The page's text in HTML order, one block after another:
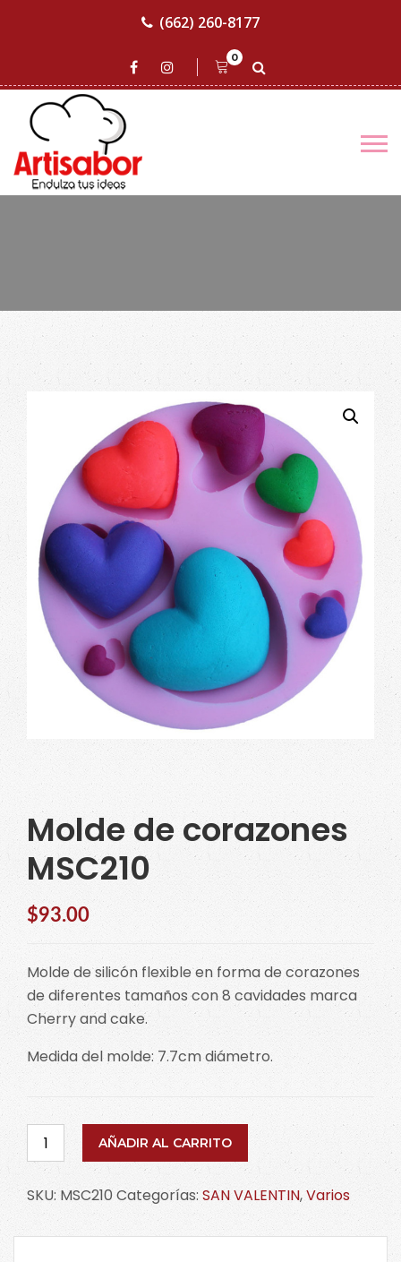
(662) 260-8177
0
Molde de corazones
MSC210
$93.00
Molde de silicón flexible en forma de corazones
de diferentes tamaños con 8 cavidades marca
Cherry and cake.
Medida del molde: 7.7cm diámetro.
Molde
de
MSC210
cantidad
AÑADIR AL CARRITO
SKU: MSC210Categorías: SAN VALENTIN,Varios